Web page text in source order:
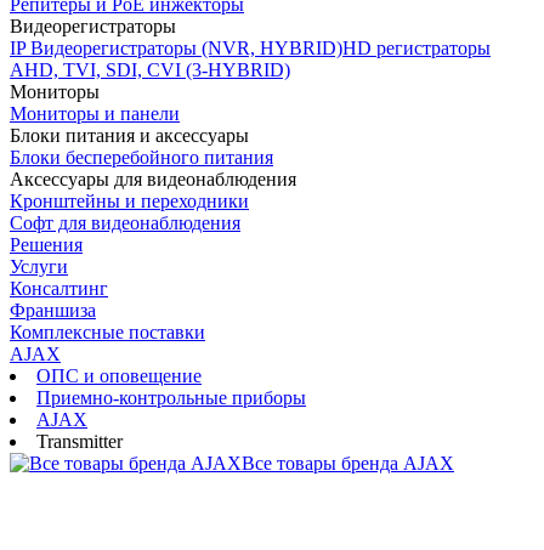
Репитеры и PoE инжекторы
Видеорегистраторы
IP Видеорегистраторы (NVR, HYBRID)HD регистраторы
AHD, TVI, SDI, CVI (3-HYBRID)
Мониторы
Мониторы и панели
Блоки питания и аксессуары
Блоки бесперебойного питания
Аксессуары для видеонаблюдения
Кронштейны и переходники
Софт для видеонаблюдения
Решения
Услуги
Консалтинг
Франшиза
Комплексные поставки
AJAX
ОПС и оповещение
Приемно-контрольные приборы
AJAX
Transmitter
Все товары бренда AJAX